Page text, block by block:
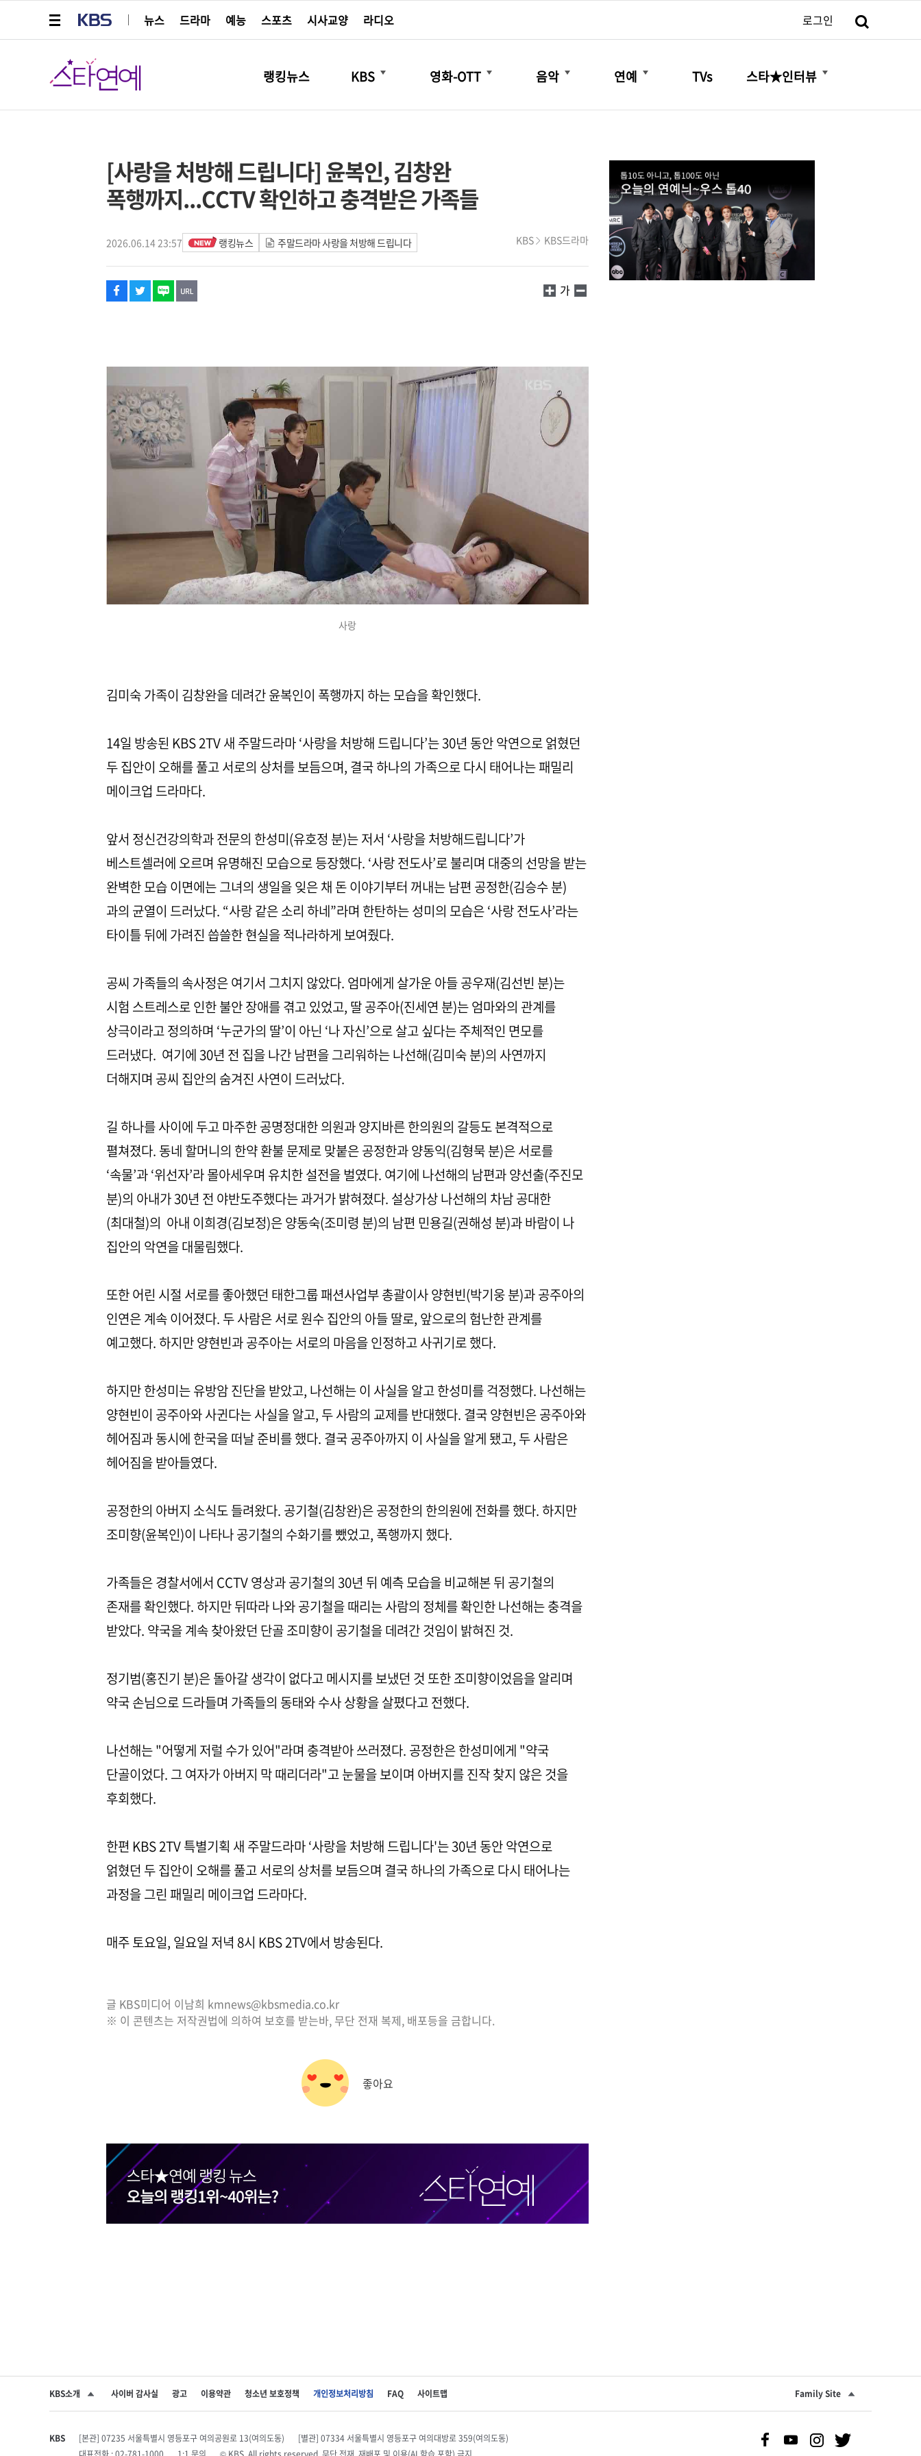
뉴스
드라마 예능 스포츠 시사교양 라디오 로그인
스타연예
랭킹뉴스 KBS
더보기
영화-OTT
더보기
음악
더보기
연예
더보기
TVs 스타★인터뷰
더보기
[사랑을 처방해 드립니다] 윤복인, 김창완
폭행까지...CCTV 확인하고 충격받은 가족들
2026.06.14 23:57 랭킹뉴스 주말드라마 사랑을 처방해 드립니다 KBS KBS드라마
페이스북
트위터
네이버
URL복사
글씨 작게보기
가
글씨 크게보기
사랑
김미숙 가족이 김창완을 데려간 윤복인이 폭행까지 하는 모습을 확인했다.
14일 방송된 KBS 2TV 새 주말드라마 ‘사랑을 처방해 드립니다’는 30년 동안 악연으로 얽혔던
두 집안이 오해를 풀고 서로의 상처를 보듬으며, 결국 하나의 가족으로 다시 태어나는 패밀리
메이크업 드라마다.
앞서 정신건강의학과 전문의 한성미(유호정 분)는 저서 ‘사랑을 처방해드립니다’가
베스트셀러에 오르며 유명해진 모습으로 등장했다. ‘사랑 전도사’로 불리며 대중의 선망을 받는
완벽한 모습 이면에는 그녀의 생일을 잊은 채 돈 이야기부터 꺼내는 남편 공정한(김승수 분)
과의 균열이 드러났다. “사랑 같은 소리 하네”라며 한탄하는 성미의 모습은 ‘사랑 전도사’라는
타이틀 뒤에 가려진 씁쓸한 현실을 적나라하게 보여줬다.
공씨 가족들의 속사정은 여기서 그치지 않았다. 엄마에게 살가운 아들 공우재(김선빈 분)는
시험 스트레스로 인한 불안 장애를 겪고 있었고, 딸 공주아(진세연 분)는 엄마와의 관계를
상극이라고 정의하며 ‘누군가의 딸’이 아닌 ‘나 자신’으로 살고 싶다는 주체적인 면모를
드러냈다. 여기에 30년 전 집을 나간 남편을 그리워하는 나선해(김미숙 분)의 사연까지
더해지며 공씨 집안의 숨겨진 사연이 드러났다.
길 하나를 사이에 두고 마주한 공명정대한 의원과 양지바른 한의원의 갈등도 본격적으로
펼쳐졌다. 동네 할머니의 한약 환불 문제로 맞붙은 공정한과 양동익(김형묵 분)은 서로를
‘속물’과 ‘위선자’라 몰아세우며 유치한 설전을 벌였다. 여기에 나선해의 남편과 양선출(주진모
분)의 아내가 30년 전 야반도주했다는 과거가 밝혀졌다. 설상가상 나선해의 차남 공대한
(최대철)의 아내 이희경(김보정)은 양동숙(조미령 분)의 남편 민용길(권해성 분)과 바람이 나
집안의 악연을 대물림했다.
또한 어린 시절 서로를 좋아했던 태한그룹 패션사업부 총괄이사 양현빈(박기웅 분)과 공주아의
인연은 계속 이어졌다. 두 사람은 서로 원수 집안의 아들 딸로, 앞으로의 험난한 관계를
예고했다. 하지만 양현빈과 공주아는 서로의 마음을 인정하고 사귀기로 했다.
하지만 한성미는 유방암 진단을 받았고, 나선해는 이 사실을 알고 한성미를 걱정했다. 나선해는
양현빈이 공주아와 사귄다는 사실을 알고, 두 사람의 교제를 반대했다. 결국 양현빈은 공주아와
헤어짐과 동시에 한국을 떠날 준비를 했다. 결국 공주아까지 이 사실을 알게 됐고, 두 사람은
헤어짐을 받아들였다.
공정한의 아버지 소식도 들려왔다. 공기철(김창완)은 공정한의 한의원에 전화를 했다. 하지만
조미향(윤복인)이 나타나 공기철의 수화기를 뺐었고, 폭행까지 했다.
가족들은 경찰서에서 CCTV 영상과 공기철의 30년 뒤 예측 모습을 비교해본 뒤 공기철의
존재를 확인했다. 하지만 뒤따라 나와 공기철을 때리는 사람의 정체를 확인한 나선해는 충격을
받았다. 약국을 계속 찾아왔던 단골 조미향이 공기철을 데려간 것임이 밝혀진 것.
정기범(홍진기 분)은 돌아갈 생각이 없다고 메시지를 보냈던 것 또한 조미향이었음을 알리며
약국 손님으로 드라들며 가족들의 동태와 수사 상황을 살폈다고 전했다.
나선해는 "어떻게 저럴 수가 있어"라며 충격받아 쓰러졌다. 공정한은 한성미에게 "약국
단골이었다. 그 여자가 아버지 막 때리더라"고 눈물을 보이며 아버지를 진작 찾지 않은 것을
후회했다.
한편 KBS 2TV 특별기획 새 주말드라마 ‘사랑을 처방해 드립니다'는 30년 동안 악연으로
얽혔던 두 집안이 오해를 풀고 서로의 상처를 보듬으며 결국 하나의 가족으로 다시 태어나는
과정을 그린 패밀리 메이크업 드라마다.
매주 토요일, 일요일 저녁 8시 KBS 2TV에서 방송된다.
글 KBS미디어 이남희 kmnews@kbsmedia.co.kr
※ 이 콘텐츠는 저작권법에 의하여 보호를 받는바, 무단 전재 복제, 배포등을 금합니다.
좋아요
KBS소개 사이버 감사실 광고 이용약관 청소년 보호정책 개인정보처리방침 FAQ 사이트맵 Family Site
KBS [본관] 07235 서울특별시 영등포구 여의공원로 13(여의도동)
[별관] 07334 서울특별시 영등포구 여의대방로 359(여의도동)
SNS 공유하기